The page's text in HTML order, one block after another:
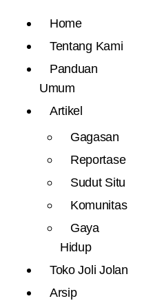
Home
Tentang Kami
Panduan
Umum
Artikel
Gagasan
Reportase
Sudut Situ
Komunitas
Gaya
Hidup
Toko Joli Jolan
Arsip